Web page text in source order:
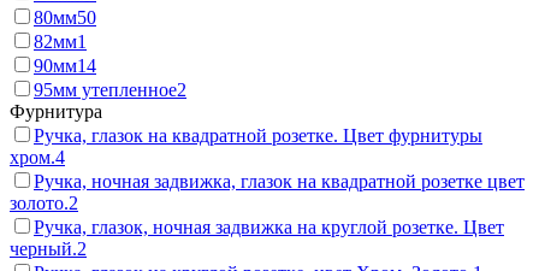
80мм50
82мм1
90мм14
95мм утепленное2
Фурнитура
Ручка, глазок на квадратной розетке. Цвет фурнитуры
хром.4
Ручка, ночная задвижка, глазок на квадратной розетке цвет
золото.2
Ручка, глазок, ночная задвижка на круглой розетке. Цвет
черный.2